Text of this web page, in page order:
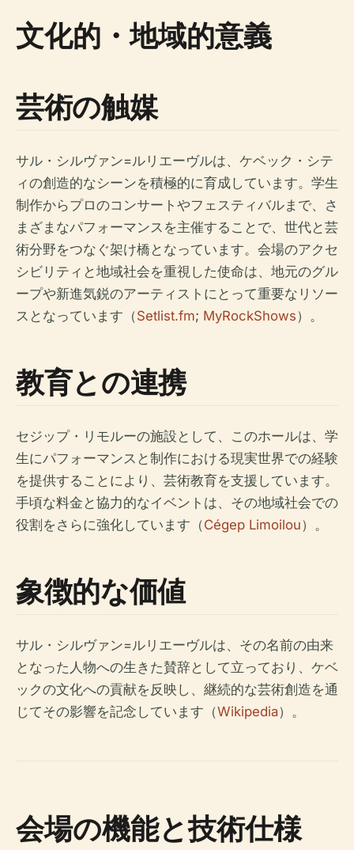
文化的・地域的意義
芸術の触媒
サル・シルヴァン=ルリエーヴルは、ケベック・シテ
ィの創造的なシーンを積極的に育成しています。学生
制作からプロのコンサートやフェスティバルまで、さ
まざまなパフォーマンスを主催することで、世代と芸
術分野をつなぐ架け橋となっています。会場のアクセ
シビリティと地域社会を重視した使命は、地元のグル
ープや新進気鋭のアーティストにとって重要なリソー
スとなっています（Setlist.fm; MyRockShows）。
教育との連携
セジップ・リモルーの施設として、このホールは、学
生にパフォーマンスと制作における現実世界での経験
を提供することにより、芸術教育を支援しています。
手頃な料金と協力的なイベントは、その地域社会での
役割をさらに強化しています（Cégep Limoilou）。
象徴的な価値
サル・シルヴァン=ルリエーヴルは、その名前の由来
となった人物への生きた賛辞として立っており、ケベ
ックの文化への貢献を反映し、継続的な芸術創造を通
じてその影響を記念しています（Wikipedia）。
会場の機能と技術仕様